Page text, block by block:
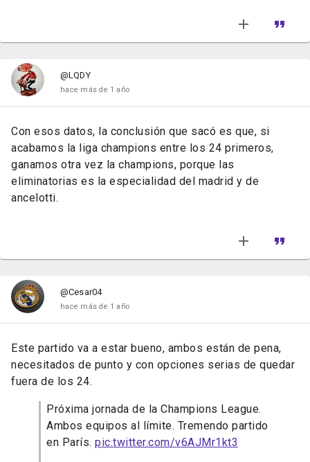
@LQDY
hace más de 1 año
Con esos datos, la conclusión que sacó es que, si
acabamos la liga champions entre los 24 primeros,
ganamos otra vez la champions, porque las
eliminatorias es la especialidad del madrid y de
ancelotti.
@Cesar04
hace más de 1 año
Este partido va a estar bueno, ambos están de pena,
necesitados de punto y con opciones serias de quedar
fuera de los 24.
Próxima jornada de la Champions League.
Ambos equipos al límite. Tremendo partido
en París. pic.twitter.com/v6AJMr1kt3